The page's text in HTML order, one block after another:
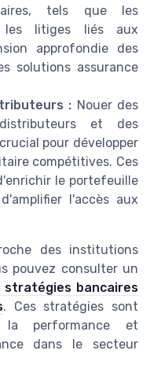
tels que les
les litiges liés aux
approfondie des
solutions assurance
: Nouer des
et des
pour développer
compétitives. Ces
le portefeuille
l'accès aux
des institutions
pouvez consulter un
stratégies bancaires
. Ces stratégies sont
la performance et
dans le secteur